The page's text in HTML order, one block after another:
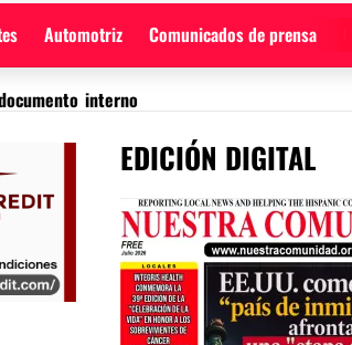
Automotriz Comunicados de prensa
interno
EDICIÓN DIGITAL